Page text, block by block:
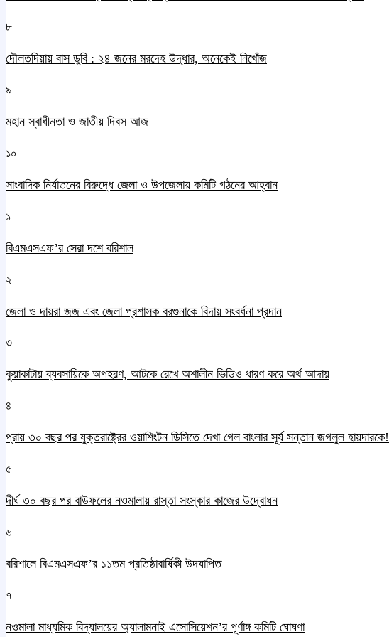
৮
দৌলতদিয়ায় বাস ডুবি : ২৪ জনের মরদেহ উদ্ধার, অনেকেই নিখোঁজ
৯
মহান স্বাধীনতা ও জাতীয় দিবস আজ
১০
সাংবাদিক নির্যাতনের বিরুদ্ধে জেলা ও উপজেলায় কমিটি গঠনের আহ্বান
১
বিএমএসএফ’র সেরা দশে বরিশাল
২
জেলা ও দায়রা জজ এবং জেলা প্রশাসক বরগুনাকে বিদায় সংবর্ধনা প্রদান
৩
কুয়াকাটায় ব্যবসায়িকে অপহরণ, আটকে রেখে অশালীন ভিডিও ধারণ করে অর্থ আদায়
৪
প্রায় ৩০ বছর পর যুক্তরাষ্ট্রের ওয়াশিংটন ডিসিতে দেখা গেল বাংলার সূর্য সন্তান জগলুল হায়দারকে!
৫
দীর্ঘ ৩০ বছর পর বাউফলের নওমালায় রাস্তা সংস্কার কাজের উদ্বোধন
৬
বরিশালে বিএমএসএফ’র ১১তম প্রতিষ্ঠাবার্ষিকী উদযাপিত
৭
নওমালা মাধ্যমিক বিদ্যালয়ের অ্যালামনাই এসোসিয়েশন’র পূর্ণাঙ্গ কমিটি ঘোষণা